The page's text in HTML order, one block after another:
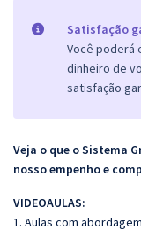
Satisfação
Você poderá
dinheiro de
satisfação
Veja o que o Sistema
nosso empenho e
VIDEOAULAS:
1. Aulas com